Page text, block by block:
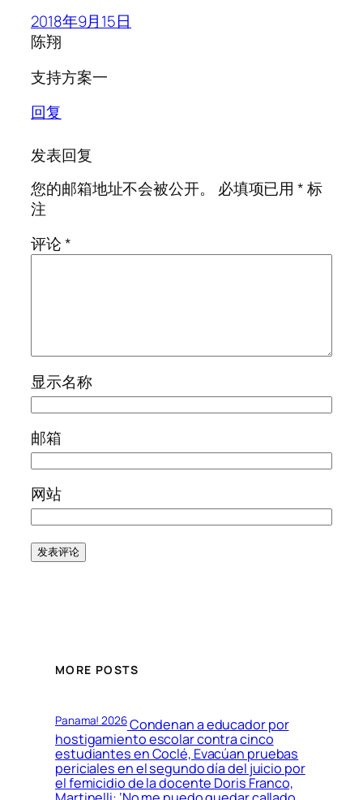
2018年9月15日
陈翔
支持方案一
回复
发表回复
您的邮箱地址不会被公开。
必填项已用*标
注
评论*
显示名称
邮箱
网站
MORE POSTS
Panama! 2026Condenan a educador por
hostigamiento escolar contra cinco
estudiantes en Coclé, Evacúan pruebas
periciales en el segundo día del juicio por
el femicidio de la docente Doris Franco,